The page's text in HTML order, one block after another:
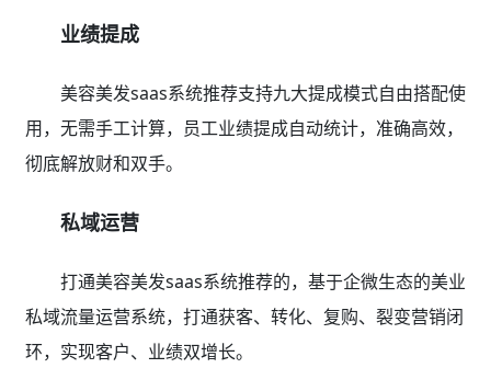
业绩提成
美容美发saas系统推荐支持九大提成模式自由搭配使
用，无需手工计算，员工业绩提成自动统计，准确高效，
彻底解放财和双手。
私域运营
打通美容美发saas系统推荐的，基于企微生态的美业
私域流量运营系统，打通获客、转化、复购、裂变营销闭
环，实现客户、业绩双增长。